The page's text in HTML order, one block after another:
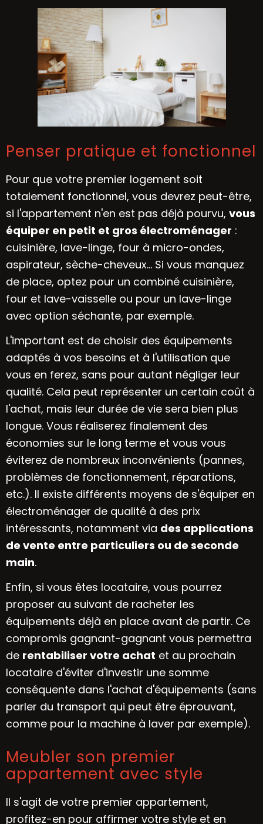
Penser pratique et fonctionnel
Pour que votre premier logement soit
totalement fonctionnel, vous devrez peut-être,
si l'appartement n'en est pas déjà pourvu, vous
équiper en petit et gros électroménager :
cuisinière, lave-linge, four à micro-ondes,
aspirateur, sèche-cheveux… Si vous manquez
de place, optez pour un combiné cuisinière,
four et lave-vaisselle ou pour un lave-linge
avec option séchante, par exemple.
L'important est de choisir des équipements
adaptés à vos besoins et à l'utilisation que
vous en ferez, sans pour autant négliger leur
qualité. Cela peut représenter un certain coût à
l'achat, mais leur durée de vie sera bien plus
longue. Vous réaliserez finalement des
économies sur le long terme et vous vous
éviterez de nombreux inconvénients (pannes,
problèmes de fonctionnement, réparations,
etc.). Il existe différents moyens de s'équiper en
électroménager de qualité à des prix
intéressants, notamment via des applications
de vente entre particuliers ou de seconde
main.
Enfin, si vous êtes locataire, vous pourrez
proposer au suivant de racheter les
équipements déjà en place avant de partir. Ce
compromis gagnant-gagnant vous permettra
de rentabiliser votre achat et au prochain
locataire d'éviter d'investir une somme
conséquente dans l'achat d'équipements (sans
parler du transport qui peut être éprouvant,
comme pour la machine à laver par exemple).
Meubler son premier
appartement avec style
Il s'agit de votre premier appartement,
profitez-en pour affirmer votre style et en